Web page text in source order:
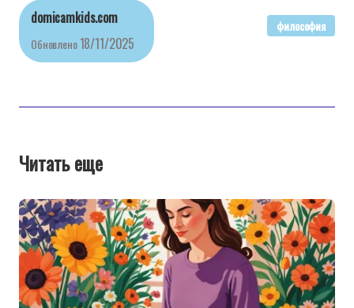
domicamkids.com
Обновлено18/11/2025
философия
Читать еще